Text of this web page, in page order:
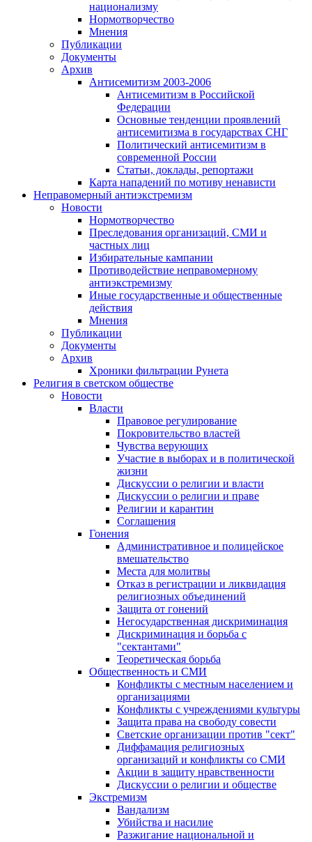
национализму
Нормотворчество
Мнения
Публикации
Документы
Архив
Антисемитизм 2003-2006
Антисемитизм в Российской
Федерации
Основные тенденции проявлений
антисемитизма в государствах СНГ
Политический антисемитизм в
современной России
Статьи, доклады, репортажи
Карта нападений по мотиву ненависти
Неправомерный антиэкстремизм
Новости
Нормотворчество
Преследования организаций, СМИ и
частных лиц
Избирательные кампании
Противодействие неправомерному
антиэкстремизму
Иные государственные и общественные
действия
Мнения
Публикации
Документы
Архив
Хроники фильтрации Рунета
Религия в светском обществе
Новости
Власти
Правовое регулирование
Покровительство властей
Чувства верующих
Участие в выборах и в политической
жизни
Дискуссии о религии и власти
Дискуссии о религии и праве
Религии и карантин
Соглашения
Гонения
Административное и полицейское
вмешательство
Места для молитвы
Отказ в регистрации и ликвидация
религиозных объединений
Защита от гонений
Негосударственная дискриминация
Дискриминация и борьба с
"сектантами"
Теоретическая борьба
Общественность и СМИ
Конфликты с местным населением и
организациями
Конфликты с учреждениями культуры
Защита права на свободу совести
Светские организации против "сект"
Диффамация религиозных
организаций и конфликты со СМИ
Акции в защиту нравственности
Дискуссии о религии и обществе
Экстремизм
Вандализм
Убийства и насилие
Разжигание национальной и